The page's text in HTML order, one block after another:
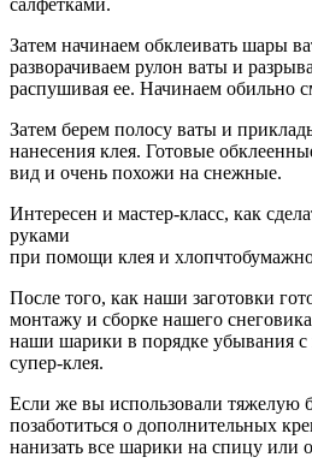
Затем начинаем обклеивать шары
разворачиваем рулон ваты и
распушивая ее. Начинаем обильно
Затем берем полосу ваты и
нанесения клея. Готовые
вид и очень похожи на снежные.
Интересен и мастер-класс, как
руками
при помощи клея и
После того, как наши заготовки
монтажу и сборке нашего
наши шарики в порядке убывания
супер-клея.
Если же вы использовали тяжелую
позаботиться о дополнительных
нанизать все шарики на спицу или